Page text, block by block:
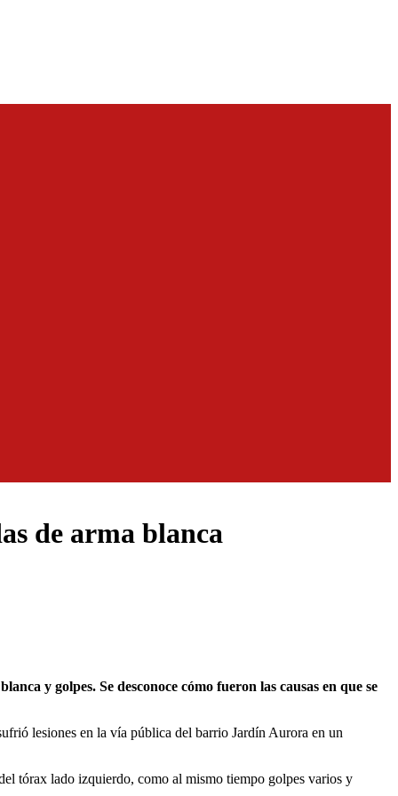
de arma blanca
lesiones en la vía pública del barrio Jardín Aurora en un
tórax lado izquierdo, como al mismo tiempo golpes varios y